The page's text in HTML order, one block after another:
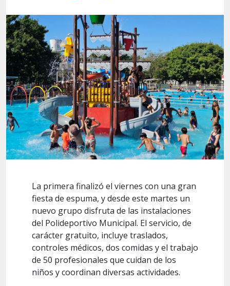
La primera finalizó el viernes con una gran
fiesta de espuma, y desde este martes un
nuevo grupo disfruta de las instalaciones
del Polideportivo Municipal. El servicio, de
carácter gratuito, incluye traslados,
controles médicos, dos comidas y el trabajo
de 50 profesionales que cuidan de los
niños y coordinan diversas actividades.